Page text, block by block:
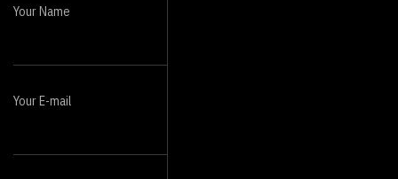
Your Name
Your E-mail